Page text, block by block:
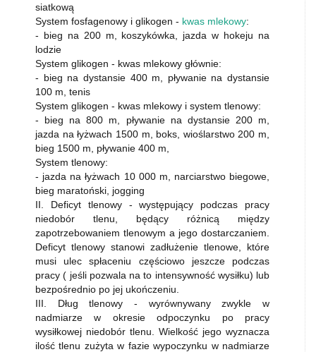
siatkową
System fosfagenowy i glikogen - kwas mlekowy:
- bieg na 200 m, koszykówka, jazda w hokeju na
lodzie
System glikogen - kwas mlekowy głównie:
- bieg na dystansie 400 m, pływanie na dystansie
100 m, tenis
System glikogen - kwas mlekowy i system tlenowy:
- bieg na 800 m, pływanie na dystansie 200 m,
jazda na łyżwach 1500 m, boks, wioślarstwo 200 m,
bieg 1500 m, pływanie 400 m,
System tlenowy:
- jazda na łyżwach 10 000 m, narciarstwo biegowe,
bieg maratoński, jogging
II. Deficyt tlenowy - występujący podczas pracy
niedobór tlenu, będący różnicą między
zapotrzebowaniem tlenowym a jego dostarczaniem.
Deficyt tlenowy stanowi zadłużenie tlenowe, które
musi ulec spłaceniu częściowo jeszcze podczas
pracy ( jeśli pozwala na to intensywność wysiłku) lub
bezpośrednio po jej ukończeniu.
III. Dług tlenowy - wyrównywany zwykle w
nadmiarze w okresie odpoczynku po pracy
wysiłkowej niedobór tlenu. Wielkość jego wyznacza
ilość tlenu zużyta w fazie wypoczynku w nadmiarze